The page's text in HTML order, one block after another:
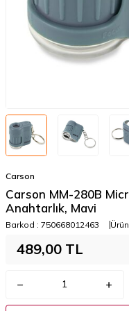
Carson
Carson MM-280B
Anahtarlık, Mavi
Barkod : 750668012463
489,00 TL